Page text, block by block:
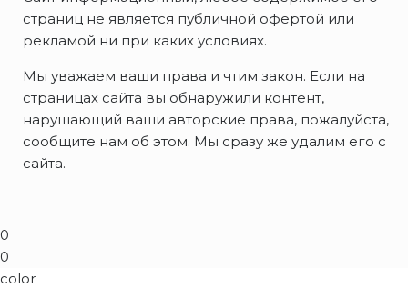
страниц не является публичной офертой или
рекламой ни при каких условиях.
Мы уважаем ваши права и чтим закон. Если на
страницах сайта вы обнаружили контент,
нарушающий ваши авторские права, пожалуйста,
сообщите нам об этом. Мы сразу же удалим его с
сайта.
0
0
color